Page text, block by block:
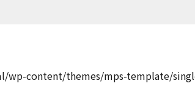
wp-content/themes/mps-template/